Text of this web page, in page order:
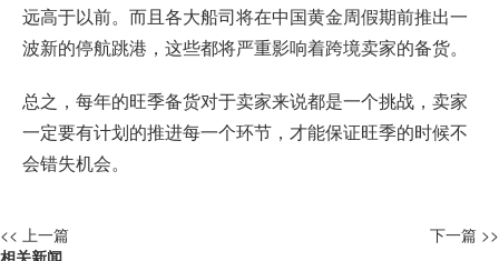
远高于以前。而且各大船司将在中国黄金周假期前推出一
波新的停航跳港，这些都将严重影响着跨境卖家的备货。
总之，每年的旺季备货对于卖家来说都是一个挑战，卖家
一定要有计划的推进每一个环节，才能保证旺季的时候不
会错失机会。
<< 上一篇
下一篇 >>